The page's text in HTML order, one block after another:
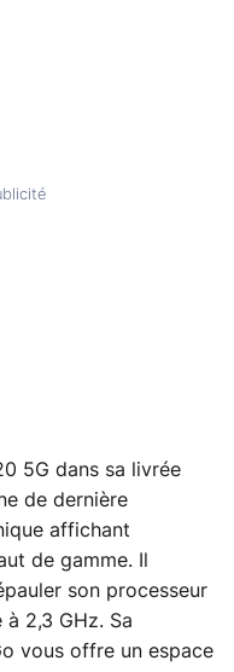
5G dans sa livrée
de dernière
affichant
de gamme. Il
son processeur
2,3 GHz. Sa
vous offre un espace